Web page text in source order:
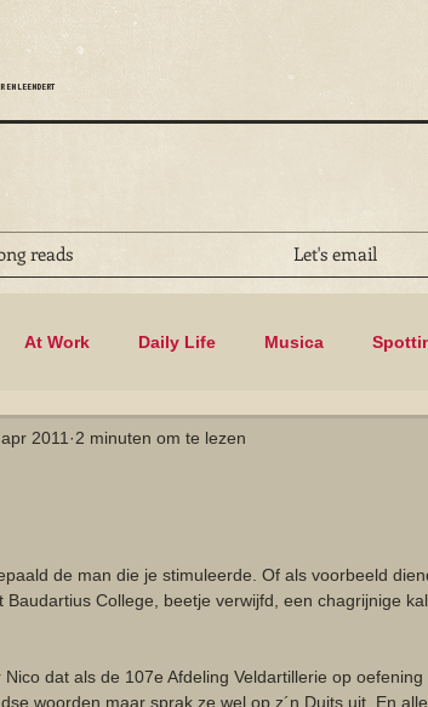
EN LEENDERT
At Work Daily Life Musica
2011 2 minuten om te lezen
de man die je stimuleerde. Of als voorbeeld
Baudartius College, beetje verwijfd, een chagrijnige
dat als de 107e Afdeling Veldartillerie op
woorden maar sprak ze wel op z´n Duits uit. En
reads Let's email